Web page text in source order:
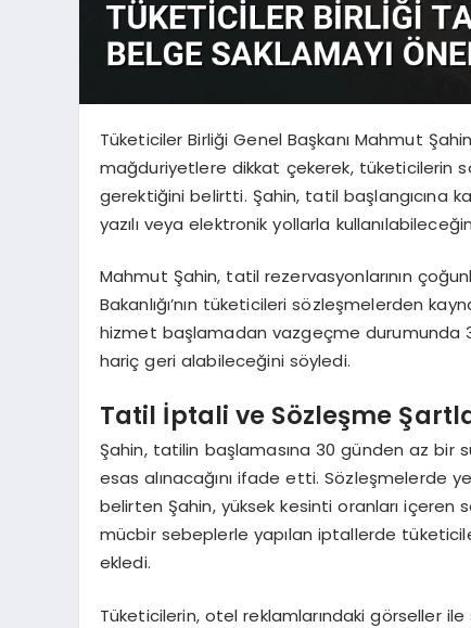
Tüketiciler Birliği Genel Başkanı Mahmut
mağduriyetlere dikkat çekerek, tüketicilerin
gerektiğini belirtti. Şahin, tatil başlangıcına
yazılı veya elektronik yollarla
Mahmut Şahin, tatil rezervasyonlarının
Bakanlığı’nın tüketicileri sözleşmelerden
hizmet başlamadan vazgeçme durumunda
hariç geri alabileceğini söyledi.
Tatil İptali ve Sözleşme
Şahin, tatilin başlamasına 30 günden az bir
esas alınacağını ifade etti. Sözleşmelerde
belirten Şahin, yüksek kesinti oranları içeren
mücbir sebeplerle yapılan iptallerde
ekledi.
Tüketicilerin, otel reklamlarındaki görseller